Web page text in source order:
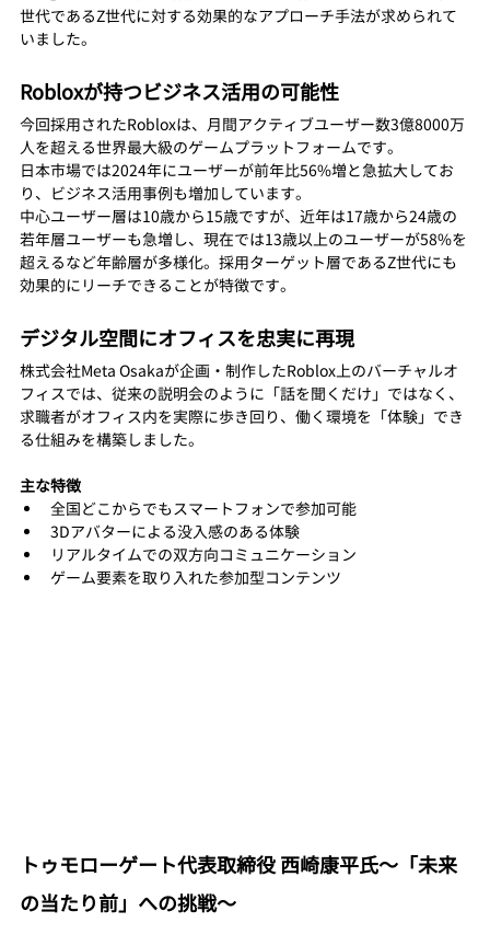
世代であるZ世代に対する効果的なアプローチ手法が求められて
いました。
Robloxが持つビジネス活用の可能性
今回採用されたRobloxは、月間アクティブユーザー数3億8000万
人を超える世界最大級のゲームプラットフォームです。
日本市場では2024年にユーザーが前年比56%増と急拡大してお
り、ビジネス活用事例も増加しています。
中心ユーザー層は10歳から15歳ですが、近年は17歳から24歳の
若年層ユーザーも急増し、現在では13歳以上のユーザーが58%を
超えるなど年齢層が多様化。採用ターゲット層であるZ世代にも
効果的にリーチできることが特徴です。
デジタル空間にオフィスを忠実に再現
株式会社Meta Osakaが企画・制作したRoblox上のバーチャルオ
フィスでは、従来の説明会のように「話を聞くだけ」ではなく、
求職者がオフィス内を実際に歩き回り、働く環境を「体験」でき
る仕組みを構築しました。
主な特徴
全国どこからでもスマートフォンで参加可能
3Dアバターによる没入感のある体験
リアルタイムでの双方向コミュニケーション
ゲーム要素を取り入れた参加型コンテンツ
トゥモローゲート代表取締役 西崎康平氏〜「未来
の当たり前」への挑戦〜